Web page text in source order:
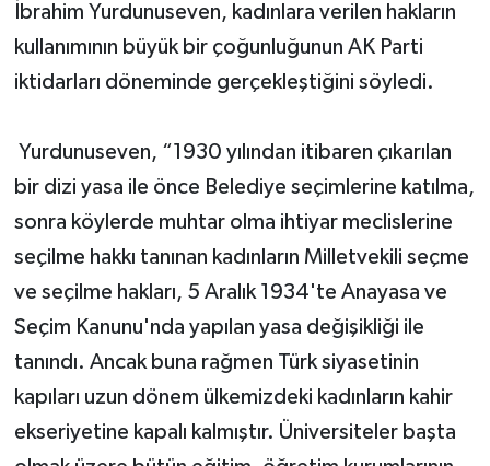
İbrahim Yurdunuseven, kadınlara verilen hakların
kullanımının büyük bir çoğunluğunun AK Parti
iktidarları döneminde gerçekleştiğini söyledi.
Yurdunuseven, “1930 yılından itibaren çıkarılan
bir dizi yasa ile önce Belediye seçimlerine katılma,
sonra köylerde muhtar olma ihtiyar meclislerine
seçilme hakkı tanınan kadınların Milletvekili seçme
ve seçilme hakları, 5 Aralık 1934'te Anayasa ve
Seçim Kanunu'nda yapılan yasa değişikliği ile
tanındı. Ancak buna rağmen Türk siyasetinin
kapıları uzun dönem ülkemizdeki kadınların kahir
ekseriyetine kapalı kalmıştır. Üniversiteler başta